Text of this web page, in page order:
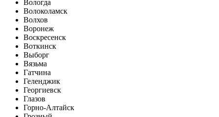
Вологда
Волоколамск
Волхов
Воронеж
Воскресенск
Воткинск
Выборг
Вязьма
Гатчина
Геленджик
Георгиевск
Глазов
Горно-Алтайск